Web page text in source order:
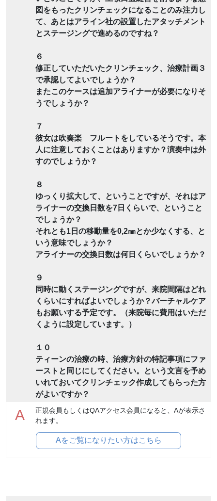
図をもったクリンチェックになることのみ注力し
て、あとはアライン社の設置したアタッチメント
とステージングで進めるのですね？
６
修正していただいたクリンチェック、治療計画３
で承認してよいでしょうか？
またこのケースは追加アライナーが必要になりそ
うでしょうか？
７
彼女は吹奏楽 フルートをしているそうです。本
人に注意しておくことはありますか？演奏中は外
すのでしょうか？
８
ゆっくり拡大して、ということですが、それはア
ライナーの交換日数を7日くらいで、ということ
でしょうか？
それとも1日の移動量を0,2㎜とか少なくする、と
いう意味でしょうか？
アライナーの交換日数は何日くらいでしょうか？
９
同時に動くステージングですが、来院間隔はどれ
くらいにすればよいでしょうか？バーチャルケア
もお願いする予定です。（来院毎に費用はいただ
くように設定しています。）
１０
ティーンの治療の時、治療方針の特記事項にファ
ーストと同じにしてください。という文言を予め
いれておいてクリンチェック作成してもらった方
がよいですか？
A
正規会員もしくはQAアクセス会員になると、Aが表示さ
れます。
Aをご覧になりたい方はこちら